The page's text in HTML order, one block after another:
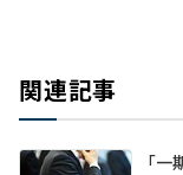
関連記事
「